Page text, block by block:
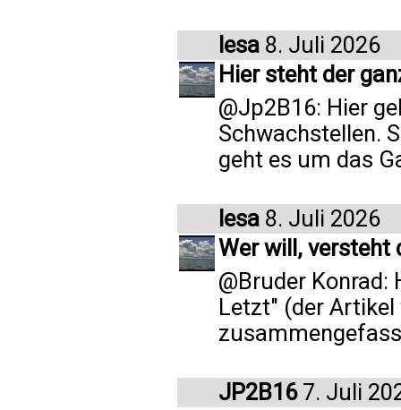
lesa 8. Juli 2026
Hier steht der
@Jp2B16: Hier
Schwachstellen.
geht es um das
lesa 8. Juli 2026
Wer will, versteht
@Bruder Konrad:
Letzt" (der
JP2B167. Juli